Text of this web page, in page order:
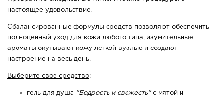
настоящее удовольствие.
Сбалансированные формулы средств позволяют обеспечить
полноценный уход для кожи любого типа, изумительные
ароматы окутывают кожу легкой вуалью и создают
настроение на весь день.
Выберите свое средство:
гель для душа "Бодрость и свежесть"с мятой и